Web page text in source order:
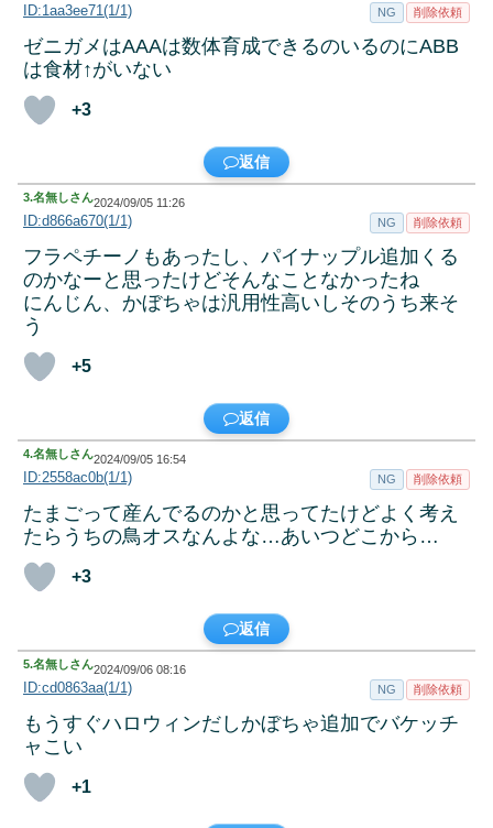
ID:1aa3ee71(1/1) NG 削除依頼
ゼニガメはAAAは数体育成できるのいるのにABB
は食材↑がいない
+3
返信
3.名無しさん2024/09/05 11:26
ID:d866a670(1/1) NG 削除依頼
フラペチーノもあったし、パイナップル追加くる
のかなーと思ったけどそんなことなかったね
にんじん、かぼちゃは汎用性高いしそのうち来そ
う
+5
返信
4.名無しさん2024/09/05 16:54
ID:2558ac0b(1/1) NG 削除依頼
たまごって産んでるのかと思ってたけどよく考え
たらうちの鳥オスなんよな…あいつどこから…
+3
返信
5.名無しさん2024/09/06 08:16
ID:cd0863aa(1/1) NG 削除依頼
もうすぐハロウィンだしかぼちゃ追加でバケッチ
ャこい
+1